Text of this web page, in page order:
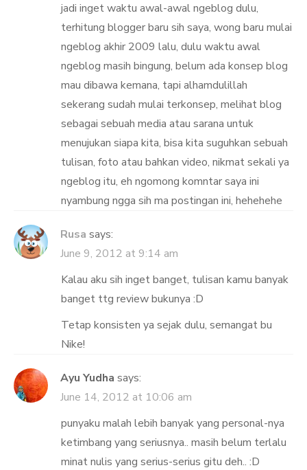
jadi inget waktu awal-awal ngeblog dulu,
terhitung blogger baru sih saya, wong baru mulai
ngeblog akhir 2009 lalu, dulu waktu awal
ngeblog masih bingung, belum ada konsep blog
mau dibawa kemana, tapi alhamdulillah
sekerang sudah mulai terkonsep, melihat blog
sebagai sebuah media atau sarana untuk
menujukan siapa kita, bisa kita suguhkan sebuah
tulisan, foto atau bahkan video, nikmat sekali ya
ngeblog itu, eh ngomong komntar saya ini
nyambung ngga sih ma postingan ini, hehehehe
Rusa says:
June 9, 2012 at 9:14 am
Kalau aku sih inget banget, tulisan kamu banyak
banget ttg review bukunya :D
Tetap konsisten ya sejak dulu, semangat bu
Nike!
Ayu Yudha says:
June 14, 2012 at 10:06 am
punyaku malah lebih banyak yang personal-nya
ketimbang yang seriusnya.. masih belum terlalu
minat nulis yang serius-serius gitu deh.. :D